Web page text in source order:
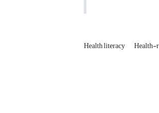
Health literacy Health-